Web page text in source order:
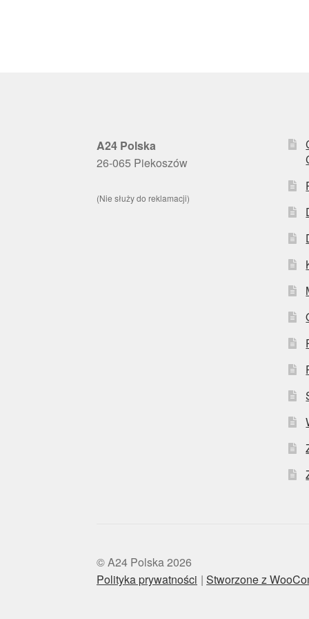
A24 Polska
26-065 Piekoszów
(Nie służy do reklamacji)
© A24 Polska 2026
Polityka prywatności
Stworzone z